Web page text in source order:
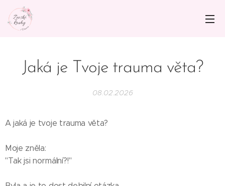
Jaká je Tvoje trauma věta?
08.02.2026
A jaká je tvoje trauma věta?
Moje zněla:
"Tak jsi normální?!"